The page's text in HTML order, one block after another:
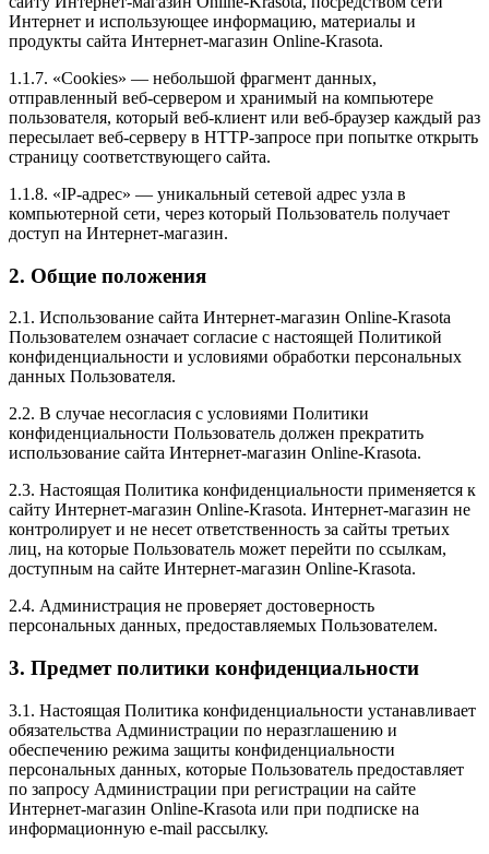
Интернет и использующее информацию, материалы и
продукты сайта Интернет-магазин Online-Krasota.
1.1.7. «Cookies» — небольшой фрагмент данных,
отправленный веб-сервером и хранимый на компьютере
пользователя, который веб-клиент или веб-браузер каждый раз
пересылает веб-серверу в HTTP-запросе при попытке открыть
страницу соответствующего сайта.
1.1.8. «IP-адрес» — уникальный сетевой адрес узла в
компьютерной сети, через который Пользователь получает
доступ на Интернет-магазин.
2. Общие положения
2.1. Использование сайта Интернет-магазин Online-Krasota
Пользователем означает согласие с настоящей Политикой
конфиденциальности и условиями обработки персональных
данных Пользователя.
2.2. В случае несогласия с условиями Политики
конфиденциальности Пользователь должен прекратить
использование сайта Интернет-магазин Online-Krasota.
2.3. Настоящая Политика конфиденциальности применяется к
сайту Интернет-магазин Online-Krasota. Интернет-магазин не
контролирует и не несет ответственность за сайты третьих
лиц, на которые Пользователь может перейти по ссылкам,
доступным на сайте Интернет-магазин Online-Krasota.
2.4. Администрация не проверяет достоверность
персональных данных, предоставляемых Пользователем.
3. Предмет политики конфиденциальности
3.1. Настоящая Политика конфиденциальности устанавливает
обязательства Администрации по неразглашению и
обеспечению режима защиты конфиденциальности
персональных данных, которые Пользователь предоставляет
по запросу Администрации при регистрации на сайте
Интернет-магазин Online-Krasota или при подписке на
информационную e-mail рассылку.